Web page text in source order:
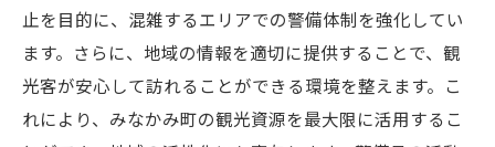
止を目的に、混雑するエリアでの警備体制を強化してい
ます。さらに、地域の情報を適切に提供することで、観
光客が安心して訪れることができる環境を整えます。こ
れにより、みなかみ町の観光資源を最大限に活用するこ